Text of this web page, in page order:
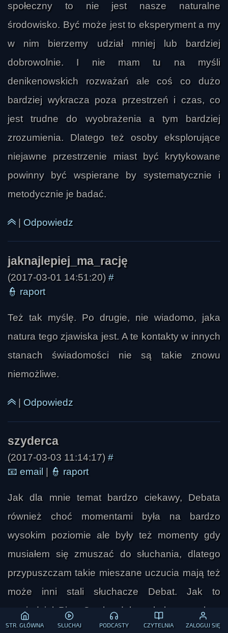
STR. GŁÓWNA SŁUCHAJ PODCASTY CZYTELNIA ZALOGUJ SIĘ
społeczny to nie jest nasze naturalne
środowisko. Być może jest to eksperyment a my
w nim bierzemy udział mniej lub bardziej
dobrowolnie. I nie mam tu na myśli
denikenowskich rozważań ale coś co dużo
bardziej wykracza poza przestrzeń i czas, co
jest trudne do wyobrażenia a tym bardziej
zrozumienia. Dlatego też osoby eksplorujące
niejawne przestrzenie miast być krytykowane
powinny być wspierane by systematycznie i
metodycznie je badać.
| Odpowiedz
(2017-03-01 14:51:20) #
👮 raport
Też tak myślę. Po drugie, nie wiadomo, jaka
natura tego zjawiska jest. A te kontakty w innych
stanach świadomości nie są takie znowu
niemożliwe.
Odpowiedz
(2017-03-03 11:14:17) #
📧 email | 👮 raport
Jak dla mnie temat bardzo ciekawy, Debata
również choć momentami była na bardzo
wysokim poziomie ale były też momenty gdy
musiałem się zmuszać do słuchania, dlatego
przypuszczam takie mieszane uczucia mają też
może inni stali słuchacze Debat. Jak to
powiedział Piotr C taka debata była potrzebna
ale czegoś w niej zabrakło jak pisze Sebastian